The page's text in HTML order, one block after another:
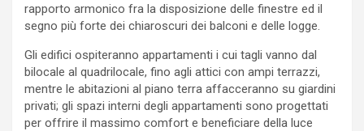
rapporto armonico fra la disposizione delle finestre ed il
segno più forte dei chiaroscuri dei balconi e delle logge.
Gli edifici ospiteranno appartamenti i cui tagli vanno dal
bilocale al quadrilocale, fino agli attici con ampi terrazzi,
mentre le abitazioni al piano terra affacceranno su giardini
privati; gli spazi interni degli appartamenti sono progettati
per offrire il massimo comfort e beneficiare della luce